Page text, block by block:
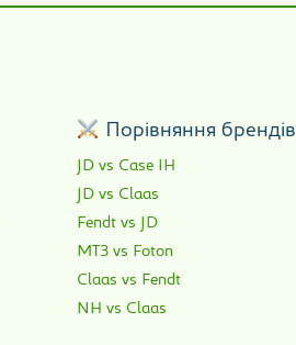
Порівняння брендів
JD vs Case IH
JD vs Claas
Fendt vs JD
МТЗ vs Foton
Claas vs Fendt
NH vs Claas